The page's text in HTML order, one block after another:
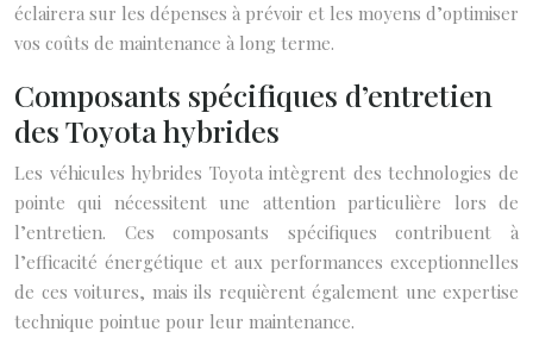
éclairera sur les dépenses à prévoir et les moyens d’optimiser
vos coûts de maintenance à long terme.
Composants spécifiques d’entretien
des Toyota hybrides
Les véhicules hybrides Toyota intègrent des technologies de
pointe qui nécessitent une attention particulière lors de
l’entretien. Ces composants spécifiques contribuent à
l’efficacité énergétique et aux performances exceptionnelles
de ces voitures, mais ils requièrent également une expertise
technique pointue pour leur maintenance.